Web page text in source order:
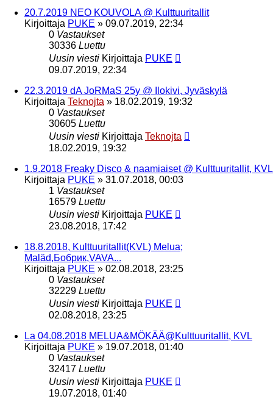
20.7.2019 NEO KOUVOLA @ Kulttuuritallit
Kirjoittaja PUKE » 09.07.2019, 22:34
0 Vastaukset
30336 Luettu
Uusin viesti Kirjoittaja PUKE
09.07.2019, 22:34
22.3.2019 dA JoRMaS 25y @ Ilokivi, Jyväskylä
Kirjoittaja Teknojta » 18.02.2019, 19:32
0 Vastaukset
30605 Luettu
Uusin viesti Kirjoittaja Teknojta
18.02.2019, 19:32
1.9.2018 Freaky Disco & naamiaiset @ Kulttuuritallit, KVL
Kirjoittaja PUKE » 31.07.2018, 00:03
1 Vastaukset
16579 Luettu
Uusin viesti Kirjoittaja PUKE
23.08.2018, 17:42
18.8.2018, Kulttuuritallit(KVL) Melua;
Maläd,Бобрик,VAVA...
Kirjoittaja PUKE » 02.08.2018, 23:25
0 Vastaukset
32229 Luettu
Uusin viesti Kirjoittaja PUKE
02.08.2018, 23:25
La 04.08.2018 MELUA&MÖKÄÄ@Kulttuuritallit, KVL
Kirjoittaja PUKE » 19.07.2018, 01:40
0 Vastaukset
32417 Luettu
Uusin viesti Kirjoittaja PUKE
19.07.2018, 01:40